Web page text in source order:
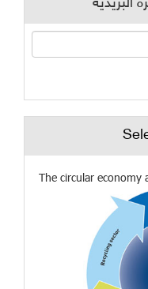
البريدية
The circular economy